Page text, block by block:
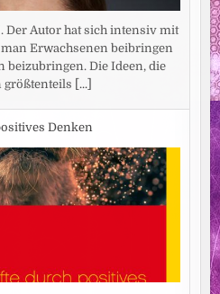
Der Autor hat sich intensiv mit
Erwachsenen beibringen
beizubringen. Die Ideen, die
größtenteils [...]
Denken